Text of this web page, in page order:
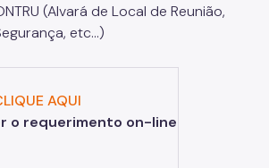
(Alvará de Local de Reunião,
etc...)
AQUI
o requerimento on-line